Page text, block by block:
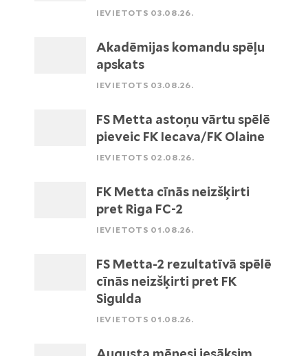
IEVIETOTS 03.08.26.
Akadēmijas komandu spēļu
apskats
IEVIETOTS 03.08.26.
FS Metta astoņu vārtu spēlē
pieveic FK Iecava/FK Olaine
IEVIETOTS 02.08.26.
FK Metta cīnās neizšķirti
pret Riga FC-2
IEVIETOTS 01.08.26.
FS Metta-2 rezultatīvā spēlē
cīnās neizšķirti pret FK
Sigulda
IEVIETOTS 01.08.26.